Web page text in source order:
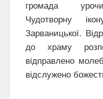
громада
Чудотворну
Зарваницької.
до храму
відправлено
відслужено